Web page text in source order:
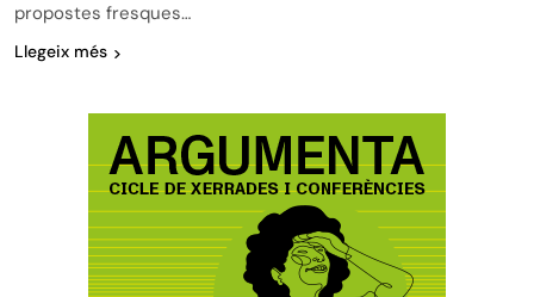
propostes fresques…
Llegeix més